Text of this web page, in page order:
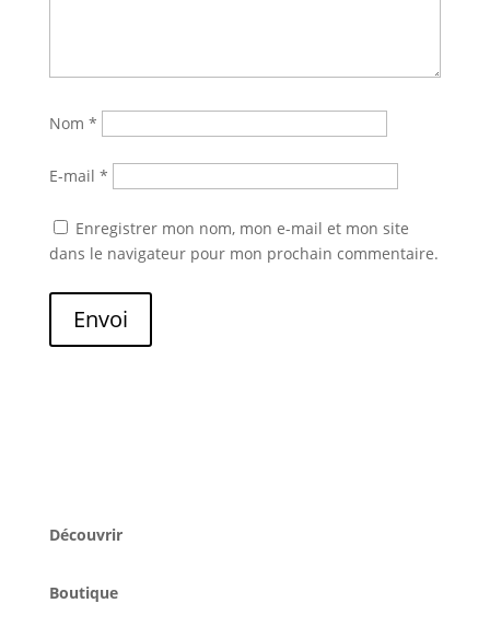
Nom *
E-mail *
Enregistrer mon nom, mon e-mail et mon site
dans le navigateur pour mon prochain commentaire.
Envoi
Découvrir
Boutique